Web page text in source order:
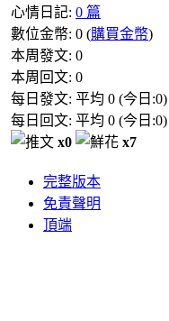
心情日記: 0 篇
數位金幣: 0 (購買金幣)
本周發文: 0
本周回文: 0
每日發文: 平均 0 (今日:0)
每日回文: 平均 0 (今日:0)
x0
x7
完整版本
免責聲明
頂端